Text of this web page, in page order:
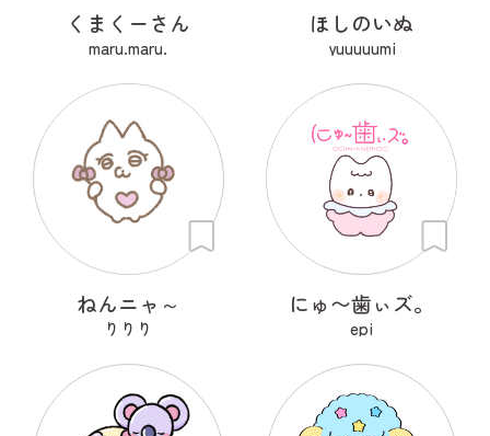
くまくーさん
maru.maru.
ほしのいぬ
yuuuuumi
ねんニャ～
りりり
にゅ〜歯ぃズ。
epi